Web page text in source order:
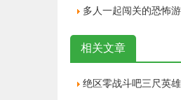
多人一起闯关的恐怖
相关文章
绝区零战斗吧三尺英